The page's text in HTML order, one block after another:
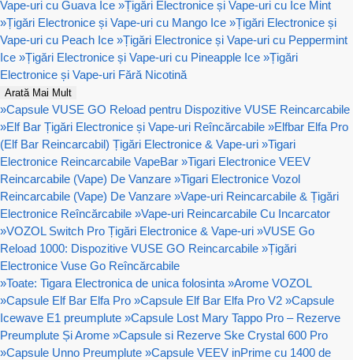
Vape-uri cu Guava Ice »Țigări Electronice și Vape-uri cu Ice Mint
»Țigări Electronice și Vape-uri cu Mango Ice »Țigări Electronice și
Vape-uri cu Peach Ice »Țigări Electronice și Vape-uri cu Peppermint
Ice »Țigări Electronice și Vape-uri cu Pineapple Ice »Țigări
Electronice și Vape-uri Fără Nicotină
Arată Mai Mult
»Capsule VUSE GO Reload pentru Dispozitive VUSE Reincarcabile
»Elf Bar Țigări Electronice și Vape-uri Reîncărcabile »Elfbar Elfa Pro
(Elf Bar Reincarcabil) Țigări Electronice & Vape-uri »Tigari
Electronice Reincarcabile VapeBar »Tigari Electronice VEEV
Reincarcabile (Vape) De Vanzare »Tigari Electronice Vozol
Reincarcabile (Vape) De Vanzare »Vape-uri Reincarcabile & Țigări
Electronice Reîncărcabile »Vape-uri Reincarcabile Cu Incarcator
»VOZOL Switch Pro Țigări Electronice & Vape-uri »VUSE Go
Reload 1000: Dispozitive VUSE GO Reincarcabile »Țigări
Electronice Vuse Go Reîncărcabile
»Toate: Tigara Electronica de unica folosinta »Arome VOZOL
»Capsule Elf Bar Elfa Pro »Capsule Elf Bar Elfa Pro V2 »Capsule
Icewave E1 preumplute »Capsule Lost Mary Tappo Pro – Rezerve
Preumplute Și Arome »Capsule si Rezerve Ske Crystal 600 Pro
»Capsule Unno Preumplute »Capsule VEEV inPrime cu 1400 de